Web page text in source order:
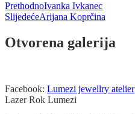
PrethodnoIvanka Ivkanec
SlijedećeArijana Koprčina
Otvorena galerija
Facebook: Lumezi jewellry atelier
Lazer Rok Lumezi